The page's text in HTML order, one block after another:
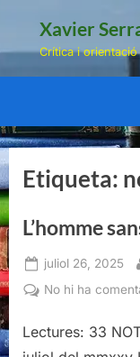
Xavier
Crítica i
Etiqueta:
L’homme
Posted
on
juliol 26, 2025
No hi ha
Lectures: 33